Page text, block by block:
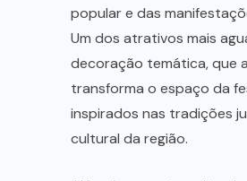
popular e das
Um dos atrativos mais
decoração temática, que
transforma o espaço da
inspirados nas tradições
cultural da região.